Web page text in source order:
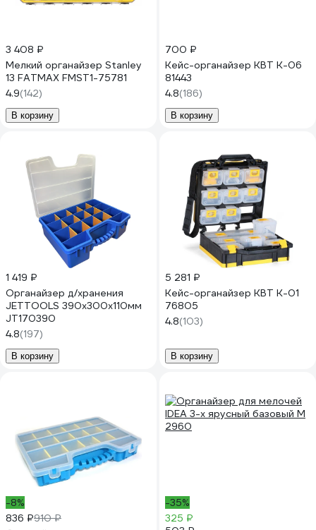
3 408 ₽
Мелкий органайзер Stanley
13 FATMAX FMST1-75781
4.9(142)
В корзину
700 ₽
Кейс-органайзер КВТ К-06
81443
4.8(186)
В корзину
1 419 ₽
Органайзер д/хранения
JETTOOLS 390x300x110мм
JT170390
4.8(197)
В корзину
5 281 ₽
Кейс-органайзер КВТ К-01
76805
4.8(103)
В корзину
-8%
836 ₽910 ₽
-35%
325 ₽